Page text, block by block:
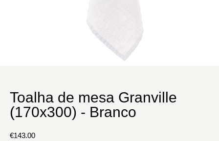
Toalha de mesa Granville
(170x300) - Branco
€143.00